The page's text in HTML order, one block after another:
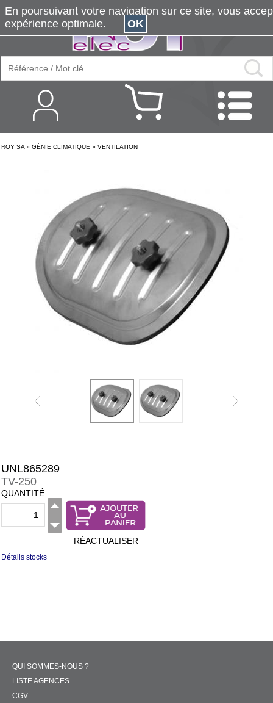
ROY SA » GÉNIE CLIMATIQUE » VENTILATION
UNL865289
TV-250
QUANTITÉ
RÉACTUALISER
Détails stocks
QUI SOMMES-NOUS ?
LISTE AGENCES
CGV
En poursuivant votre navigation sur ce site, vous
expérience optimale.
OK